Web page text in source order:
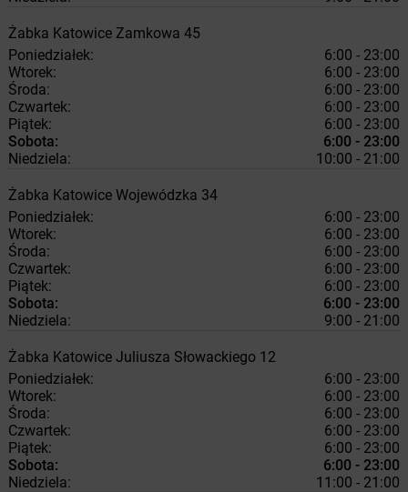
Żabka Katowice Zamkowa 45
Poniedziałek:
6:00 - 23:00
Wtorek:
6:00 - 23:00
Środa:
6:00 - 23:00
Czwartek:
6:00 - 23:00
Piątek:
6:00 - 23:00
Sobota:
6:00 - 23:00
Niedziela:
10:00 - 21:00
Żabka Katowice Wojewódzka 34
Poniedziałek:
6:00 - 23:00
Wtorek:
6:00 - 23:00
Środa:
6:00 - 23:00
Czwartek:
6:00 - 23:00
Piątek:
6:00 - 23:00
Sobota:
6:00 - 23:00
Niedziela:
9:00 - 21:00
Żabka Katowice Juliusza Słowackiego 12
Poniedziałek:
6:00 - 23:00
Wtorek:
6:00 - 23:00
Środa:
6:00 - 23:00
Czwartek:
6:00 - 23:00
Piątek:
6:00 - 23:00
Sobota:
6:00 - 23:00
Niedziela:
11:00 - 21:00